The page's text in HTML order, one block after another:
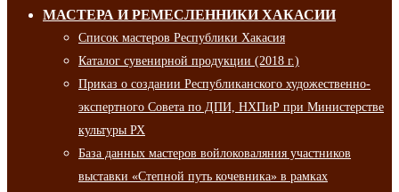
МАСТЕРА И РЕМЕСЛЕННИКИ ХАКАСИИ
Список мастеров Республики Хакасия
Каталог сувенирной продукции (2018 г.)
Приказ о создании Республиканского художественно-
экспертного Совета по ДПИ, НХПиР при Министерстве
культуры РХ
База данных мастеров войлоковаляния участников
выставки «Степной путь кочевника» в рамках